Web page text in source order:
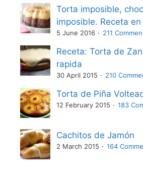
Torta imposible,
imposible. Receta
5 June 2016 211
Receta: Torta de
rapida
30 April 2015 210
Torta de Piña
12 February 2015 183
Cachitos de Jamón
2 March 2015 164